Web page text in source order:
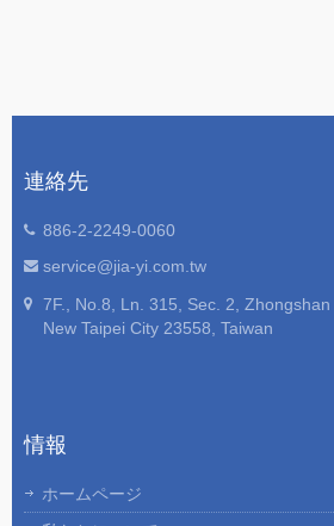
連絡先
886-2-2249-0060
service@jia-yi.com.tw
7F., No.8, Ln. 315, Sec. 2, Zhongshan
New Taipei City 23558, Taiwan
情報
ホームページ